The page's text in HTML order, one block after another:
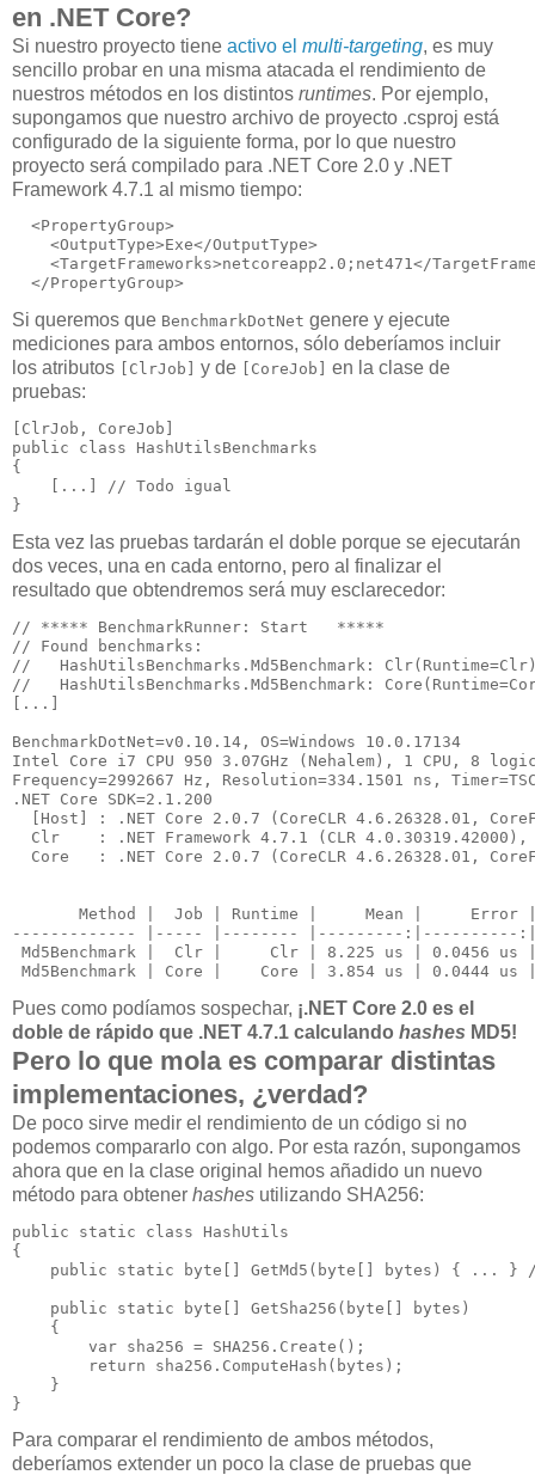
en .NET Core?
Si nuestro proyecto tiene activo el multi-targeting, es muy
sencillo probar en una misma atacada el rendimiento de
nuestros métodos en los distintos runtimes. Por ejemplo,
supongamos que nuestro archivo de proyecto .csproj está
configurado de la siguiente forma, por lo que nuestro
proyecto será compilado para .NET Core 2.0 y .NET
Framework 4.7.1 al mismo tiempo:
<PropertyGroup>
<OutputType>Exe</OutputType>
<TargetFrameworks>netcoreapp2.0;net471</
</PropertyGroup>
Si queremos que BenchmarkDotNet genere y ejecute
mediciones para ambos entornos, sólo deberíamos incluir
los atributos
[ClrJob] y de [CoreJob]
en la clase de
pruebas:
public
class HashUtilsBenchmarks
{
    [...]
// Todo igual
}
Esta vez las pruebas tardarán el doble porque se ejecutarán
dos veces, una en cada entorno, pero al finalizar el
resultado que obtendremos será muy esclarecedor:
// ***** BenchmarkRunner: Start   *****
// Found benchmarks:
//   HashUtilsBenchmarks.Md5Benchmark:
//   HashUtilsBenchmarks.Md5Benchmark:
[...]
BenchmarkDotNet=v0.10.14, OS=Windows 10.0.17134
Intel Core i7 CPU 950 3.07GHz (Nehalem), 1 CPU, 8
Frequency=2992667 Hz, Resolution=334.1501 ns,
.NET Core SDK=2.1.200
[Host] : .NET Core 2.0.7 (CoreCLR 4.6.26328.01,
Clr    : .NET Framework 4.7.1 (CLR
Core   : .NET Core 2.0.7 (CoreCLR 4.6.26328.01,
Method |  Job | Runtime |     Mean |     Error
- ------------ |----- |-------- |--------- :|----------
Md5Benchmark |  Clr |     Clr | 8.225 us | 0.0456 us
Md5Benchmark | Core |    Core | 3.854 us | 0.0444 us
Pues como podíamos sospechar, ¡.NET Core 2.0 es el
doble de rápido que .NET 4.7.1 calculando hashes MD5!
Pero lo que mola es comparar distintas
implementaciones, ¿verdad?
De poco sirve medir el rendimiento de un código si no
podemos compararlo con algo. Por esta razón, supongamos
ahora que en la clase original hemos añadido un nuevo
método para obtener hashes utilizando SHA256:
public static class HashUtils
{
public
static byte [] GetMd5 ( byte [] bytes) { ... }
public static byte [] GetSha256 ( byte [] bytes)
    {
var sha256 = SHA256.Create();
return sha256.ComputeHash(bytes);
    }
}
Para comparar el rendimiento de ambos métodos,
deberíamos extender un poco la clase de pruebas que